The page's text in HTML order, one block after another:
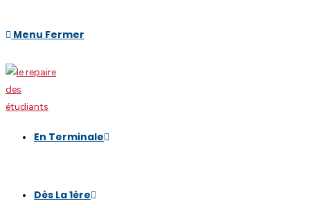
Menu Fermer
En Terminale
Dès La 1ère